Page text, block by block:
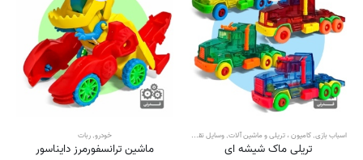
اسباب بازی, کامیون ، تریلی و ماشین آلات, وسایل نقلیه و ماشین آلات
تریلی ماک شیشه ای
خودرو, ربات
ماشین ترانسفورمرز دایناسور